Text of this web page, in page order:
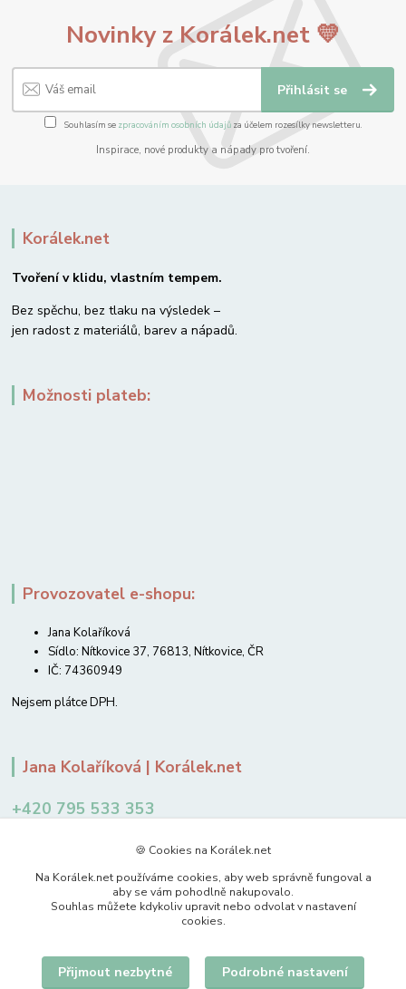
Novinky z Korálek.net 💛
Přihlásit se
Souhlasím se zpracováním osobních údajůza účelem rozesílky newsletteru.
Inspirace, nové produkty a nápady pro tvoření.
Korálek.net
Tvoření v klidu, vlastním tempem.
Bez spěchu, bez tlaku na výsledek –
jen radost z materiálů, barev a nápadů.
Možnosti plateb:
Provozovatel e-shopu:
Jana Kolaříková
Sídlo: Nítkovice 37, 76813, Nítkovice, ČR
IČ: 74360949
Nejsem plátce DPH.
Jana Kolaříková | Korálek.net
+420 795 533 353
🍪 Cookies na Korálek.net
Na Korálek.net používáme cookies, aby web správně fungoval a
aby se vám pohodlně nakupovalo.
Souhlas můžete kdykoliv upravit nebo odvolat v nastavení
cookies.
Přijmout nezbytné Podrobné nastavení